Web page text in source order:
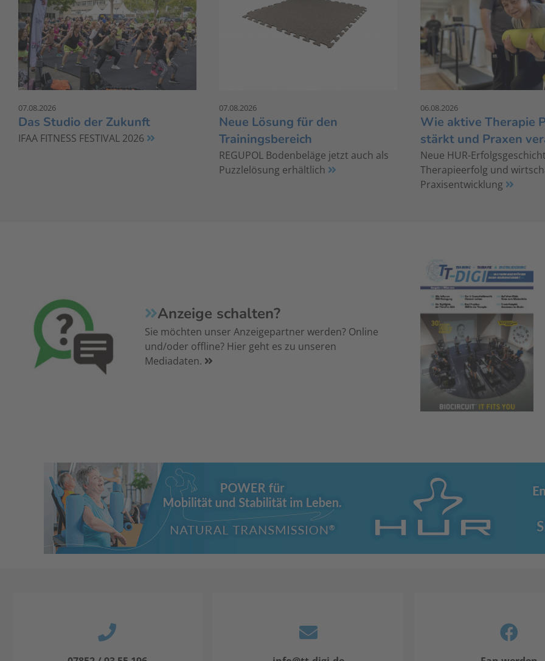
07.08.2026
Das Studio der Zukunft
IFAA FITNESS FESTIVAL 2026
07.08.2026
Neue Lösung für den
Trainingsbereich
REGUPOL Bodenbeläge jetzt auch als
Puzzlelösung erhältlich
06.08.2026
Wie aktive Therapie
stärkt und Praxen
Neue HUR-
Therapieerfolg und
Praxisentwicklung
Anzeige schalten?
Sie möchten unser Anzeigepartner werden? Online
und/oder offline? Hier geht es zu unseren
Mediadaten.